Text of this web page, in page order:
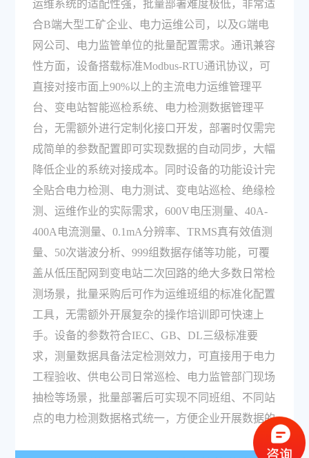
运维系统的适配性强，批量部署难度极低，非常适
合B端大型工矿企业、电力运维公司，以及G端电
网公司、电力监管单位的批量配置需求。通讯兼容
性方面，设备搭载标准Modbus-RTU通讯协议，可
直接对接市面上90%以上的主流电力运维管理平
台、变电站智能巡检系统、电力检测数据管理平
台，无需额外进行定制化接口开发，部署时仅需完
成简单的参数配置即可实现数据的自动同步，大幅
降低企业的系统对接成本。同时设备的功能设计完
全贴合电力检测、电力测试、变电站巡检、绝缘检
测、运维作业的实际需求，600V电压测量、40A-
400A电流测量、0.1mA分辨率、TRMS真有效值测
量、50次谐波分析、999组数据存储等功能，可覆
盖从低压配网到变电站二次回路的绝大多数日常检
测场景，批量采购后可作为运维班组的标准化配置
工具，无需额外开展复杂的操作培训即可快速上
手。设备的参数符合IEC、GB、DL三级标准要
求，测量数据具备法定检测效力，可直接用于电力
工程验收、供电公司日常巡检、电力监管部门现场
抽检等场景，批量部署后可实现不同班组、不同站
点的电力检测数据格式统一，方便企业开展数据的